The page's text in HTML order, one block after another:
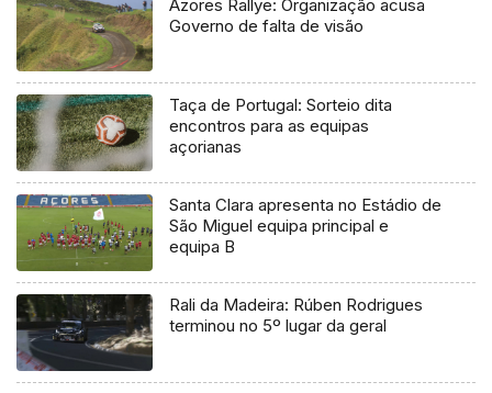
Azores Rallye: Organização acusa
Governo de falta de visão
Taça de Portugal: Sorteio dita
encontros para as equipas
açorianas
Santa Clara apresenta no Estádio de
São Miguel equipa principal e
equipa B
Rali da Madeira: Rúben Rodrigues
terminou no 5º lugar da geral